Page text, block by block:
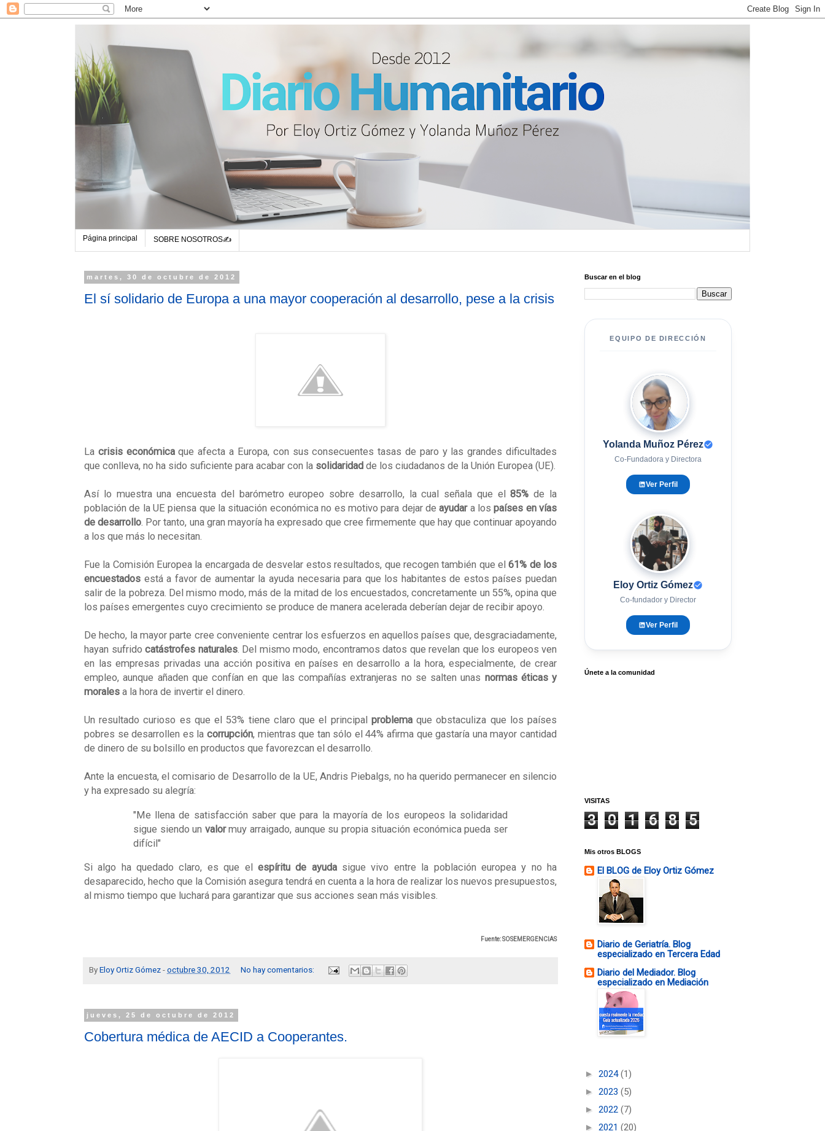
Página principal SOBRE NOSOTROS✍
martes, 30 de octubre de 2012
El sí solidario de Europa a una mayor cooperación al desarrollo, pese a la crisis
La crisis económicaque afecta a Europa, con sus consecuentes tasas de paro y las grandes dificultades
que conlleva, no ha sido suficiente para acabar con la solidaridad de los ciudadanos de la Unión Europea (UE).
Así lo muestra una encuesta del barómetro europeo sobre desarrollo, la cual señala que el85%de la
población de la UE piensa que la situación económica no es motivo para dejar deayudara lospaíses en vías
de desarrollo. Por tanto, una gran mayoría ha expresado que cree firmemente que hay que continuar apoyando
a los que más lo necesitan.
Fue la Comisión Europea la encargada de desvelar estos resultados, que recogen también que el61% de los
encuestados está a favor de aumentar la ayuda necesaria para que los habitantes de estos países puedan
salir de la pobreza. Del mismo modo, más de la mitad de los encuestados, concretamente un 55%, opina que
los países emergentes cuyo crecimiento se produce de manera acelerada deberían dejar de recibir apoyo.
De hecho, la mayor parte cree conveniente centrar los esfuerzos en aquellos países que, desgraciadamente,
hayan sufrido catástrofes naturales. Del mismo modo, encontramos datos que revelan que los europeos ven
en las empresas privadas una acción positiva en países en desarrollo a la hora, especialmente, de crear
empleo, aunque añaden que confían en que las compañías extranjeras no se salten unas normas éticas y
morales a la hora de invertir el dinero.
Un resultado curioso es que el 53% tiene claro que el principalproblemaque obstaculiza que los países
pobres se desarrollen es la corrupción, mientras que tan sólo el 44% afirma que gastaría una mayor cantidad
de dinero de su bolsillo en productos que favorezcan el desarrollo.
Ante la encuesta, el comisario de Desarrollo de la UE, Andris Piebalgs, no ha querido permanecer en silencio
y ha expresado su alegría:
"Me llena de satisfacción saber que para la mayoría de los europeos la solidaridad
sigue siendo un valormuy arraigado, aunque su propia situación económica pueda ser
difícil"
Si algo ha quedado claro, es que elespíritu de ayuda sigue vivo entre la población europea y no ha
desaparecido, hecho que la Comisión asegura tendrá en cuenta a la hora de realizar los nuevos presupuestos,
al mismo tiempo que luchará para garantizar que sus acciones sean más visibles.
Fuente: SOSEMERGENCIAS
ByEloy Ortiz Gómez-octubre 30, 2012 No hay comentarios:
jueves, 25 de octubre de 2012
Cobertura médica de AECID a Cooperantes.
Buscar en el blog
EQUIPO DE DIRECCIÓN
YM
Yolanda Muñoz Pérez
Co-Fundadora y Directora
Ver Perfil
EG
Eloy Ortiz Gómez
Co-fundador y Director
Ver Perfil
Únete a la comunidad
VISITAS
3 0 1 6 8 5
Mis otros BLOGS
El BLOG de Eloy Ortiz Gómez
Diario de Geriatría. Blog
especializado en Tercera Edad
Diario del Mediador. Blog
especializado en Mediación
► 2024(1)
► 2023 (5)
► 2022 (7)
► 2021 (20)